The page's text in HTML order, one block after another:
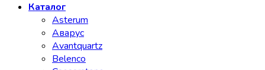
Каталог
Asterum
Аварус
Avantquartz
Belenco